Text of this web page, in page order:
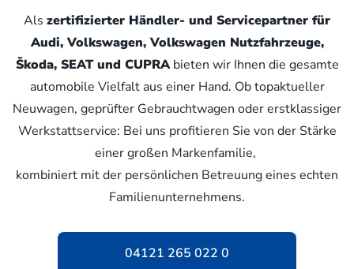
Als zertifizierter Händler- und Servicepartner für
Audi, Volkswagen, Volkswagen Nutzfahrzeuge,
Škoda, SEAT und CUPRAbieten wir Ihnen die gesamte
automobile Vielfalt aus einer Hand. Ob topaktueller
Neuwagen, geprüfter Gebrauchtwagen oder erstklassiger
Werkstattservice: Bei uns profitieren Sie von der Stärke
einer großen Markenfamilie,
kombiniert mit der persönlichen Betreuung eines echten
Familienunternehmens.
04121 265 022 0